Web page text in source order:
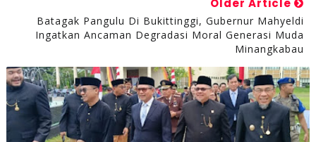
Older Article
Batagak Pangulu Di Bukittinggi, Gubernur Mahyeldi
Ingatkan Ancaman Degradasi Moral Generasi Muda
Minangkabau